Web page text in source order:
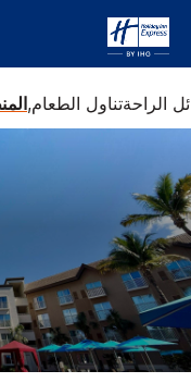
الراحةتناول الطعام,